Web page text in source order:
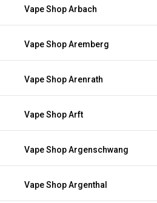
Vape Shop Arbach
Vape Shop Aremberg
Vape Shop Arenrath
Vape Shop Arft
Vape Shop Argenschwang
Vape Shop Argenthal